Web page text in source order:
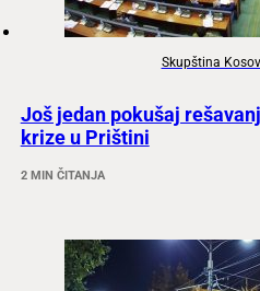
Skupština
Još jedan pokušaj
krize u Prištini
2 MIN ČITANJA